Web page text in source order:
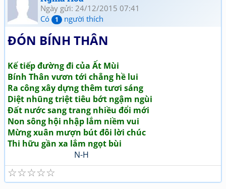
Ngày gửi: 24/12/2015 07:41
Có
1 người thích
ĐÓN BÍNH THÂN
Kế tiếp đường đi của Ất Mùi
Bính Thân vươn tới chẳng hề lui
Ra công xây dựng thêm tươi sáng
Diệt nhũng triệt tiêu bớt ngậm ngùi
Đất nước sang trang nhiều đổi mới
Non sông hội nhập lắm niềm vui
Mừng xuân mượn bút đôi lời chúc
Thi hữu gần xa lắm ngọt bùi
N-H
☆
☆
☆
☆
☆